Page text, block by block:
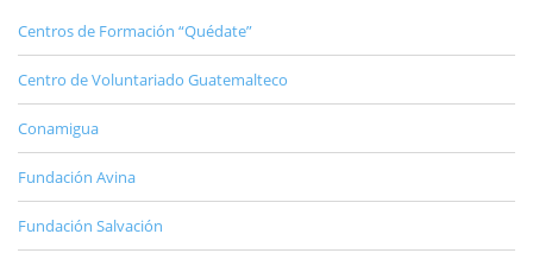
Centros de Formación “Quédate”
Centro de Voluntariado Guatemalteco
Conamigua
Fundación Avina
Fundación Salvación